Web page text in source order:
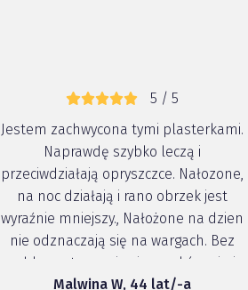
5 / 5
Jestem zachwycona tymi plasterkami.
Naprawdę szybko leczą i
przeciwdziałają opryszczce. Nałozone,
na noc działają i rano obrzek jest
wyraźnie mniejszy., Nałożone na dzien
nie odznaczają się na wargach. Bez
problemu trzymają się na skórze i nie
odpadają. Gdy pomalujemy usta to
Malwina W, 44 lat/-a